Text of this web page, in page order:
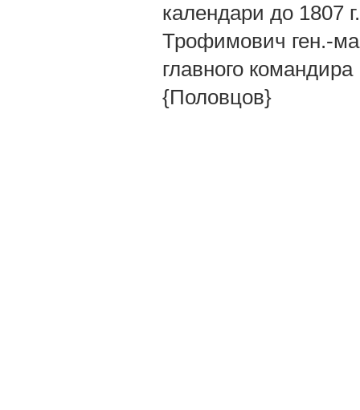
календари до 1807
Трофимович ген.-
главного
{Половцов}